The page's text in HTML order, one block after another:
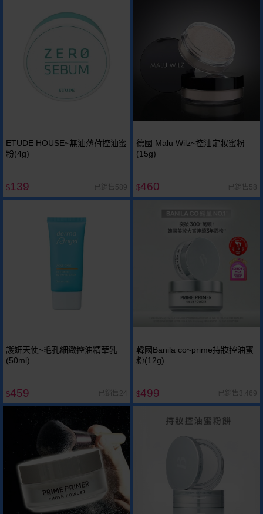
ETUDE HOUSE~無油薄荷控油蜜
粉(4g)
$139 已銷售589
德國 Malu Wilz~控油定妝蜜粉
(15g)
$460 已銷售58
護妍天使~毛孔細緻控油精華乳
(50ml)
$459 已銷售24
韓國Banila co~prime持妝控油蜜
粉(12g)
$499 已銷售3,469